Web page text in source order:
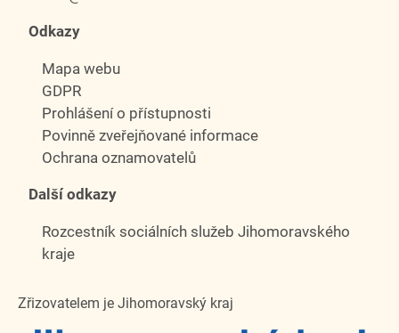
Odkazy
Mapa webu
GDPR
Prohlášení o přístupnosti
Povinně zveřejňované informace
Ochrana oznamovatelů
Další odkazy
Rozcestník sociálních služeb Jihomoravského
kraje
Zřizovatelem je Jihomoravský kraj